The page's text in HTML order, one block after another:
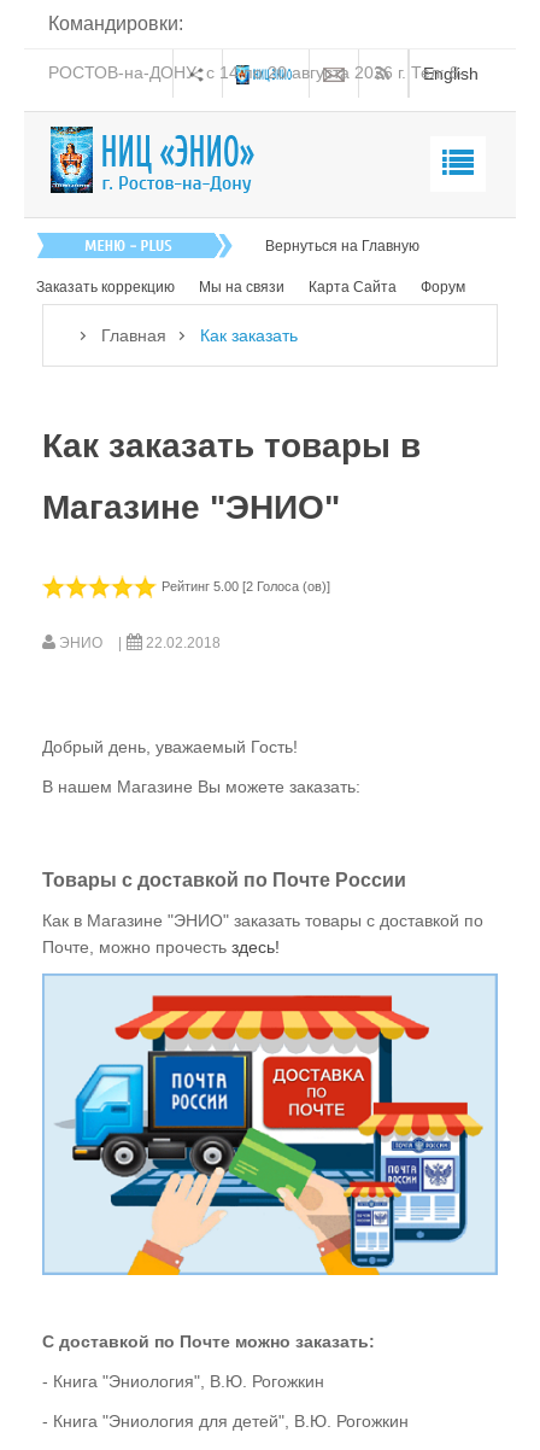
Командировки:
РОСТОВ-на-ДОНУ: с 14 по 20 августа 2026 г. Тел: 8-
English
Как заказать
Оформление заказа в Магазине "ЭНИО"
Оформление заказа с доставкой по Почте
Что происходит после оформления заказа
Подтверждение заказа
Оплата
Справочник
О компании
Вернуться на Главную
Заказать коррекцию Мы на связи Карта Сайта Форум
Главная Как заказать
Как заказать товары в
Магазине "ЭНИО"
Рейтинг 5.00 [2 Голоса (ов)]
ЭНИО 22.02.2018
Добрый день, уважаемый Гость!
В нашем Магазине Вы можете заказать:
Товары с доставкой по Почте России
Как в Магазине "ЭНИО" заказать товары с доставкой по
Почте, можно прочесть здесь!
С доставкой по Почте можно заказать:
- Книга "Эниология", В.Ю. Рогожкин
- Книга "Эниология для детей", В.Ю. Рогожкин